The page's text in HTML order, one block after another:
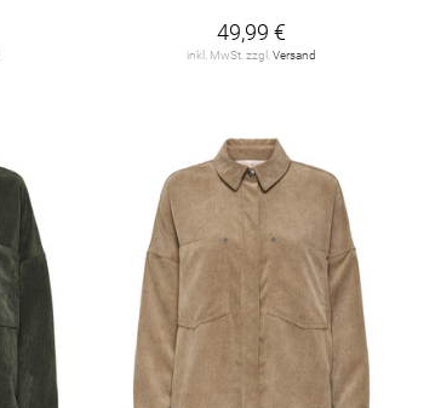
49,99 €
inkl. MwSt. zzgl.Versand